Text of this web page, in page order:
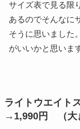
サイズ表で見る限
あるのでそんなに
そうに思いました
がいいかと思いま
ライトウエイト
→ 1,990円 （大